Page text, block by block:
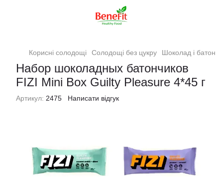
Корисні солодощі Солодощі без цукру Шоколад і
Набор шоколадных батончиков
FIZI Mini Box Guilty Pleasure 4*45 г
Артикул: 2475 Написати відгук